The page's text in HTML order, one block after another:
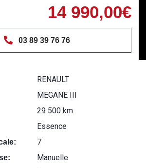
14 990,00€
03 89 39 76 76
RENAULT
MEGANE III
29 500 km
Essence
7
Manuelle